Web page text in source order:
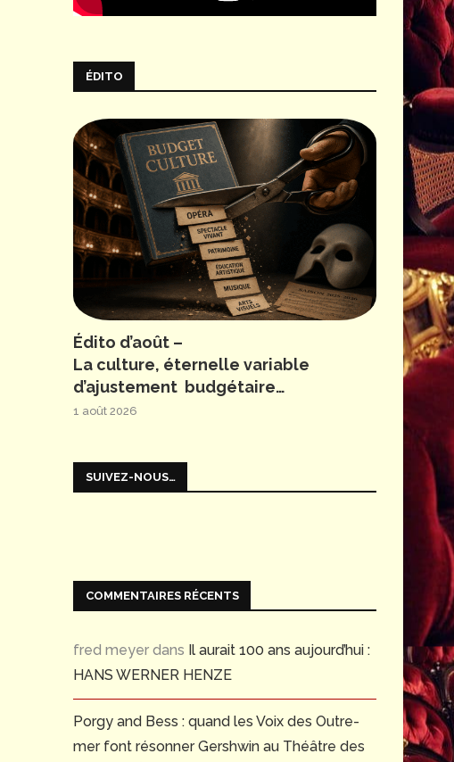
ÉDITO
Édito d’août –
La culture, éternelle variable
d’ajustement budgétaire…
1 août 2026
SUIVEZ-NOUS…
COMMENTAIRES RÉCENTS
fred meyer dans Il aurait 100 ans aujourd’hui :
HANS WERNER HENZE
Porgy and Bess : quand les Voix des Outre-
mer font résonner Gershwin au Théâtre des